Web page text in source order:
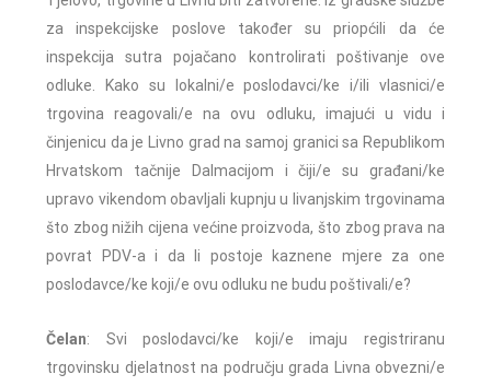
za inspekcijske poslove također su priopćili da će
inspekcija sutra pojačano kontrolirati poštivanje ove
odluke. Kako su lokalni/e poslodavci/ke i/ili vlasnici/e
trgovina reagovali/e na ovu odluku, imajući u vidu i
činjenicu da je Livno grad na samoj granici sa Republikom
Hrvatskom tačnije Dalmacijom i čiji/e su građani/ke
upravo vikendom obavljali kupnju u livanjskim trgovinama
što zbog nižih cijena većine proizvoda, što zbog prava na
povrat PDV-a i da li postoje kaznene mjere za one
poslodavce/ke koji/e ovu odluku ne budu poštivali/e?
Čelan: Svi poslodavci/ke koji/e imaju registriranu
trgovinsku djelatnost na području grada Livna obvezni/e